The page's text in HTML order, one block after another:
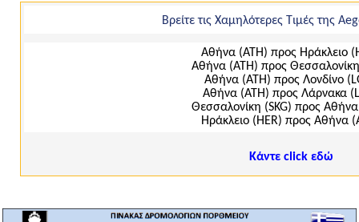
Βρείτε τις Χαμηλότερες Τιμές της
Αθήνα (ΑΤΗ) προς Ηράκλειο
Αθήνα (ΑΤΗ) προς Θεσσαλονίκη
Αθήνα (ΑΤΗ) προς Λονδίνο
Αθήνα (ΑΤΗ) προς Λάρνακα
Θεσσαλονίκη (SKG) προς
Ηράκλειο (ΗΕR) προς Αθήνα
Κάντε click εδώ